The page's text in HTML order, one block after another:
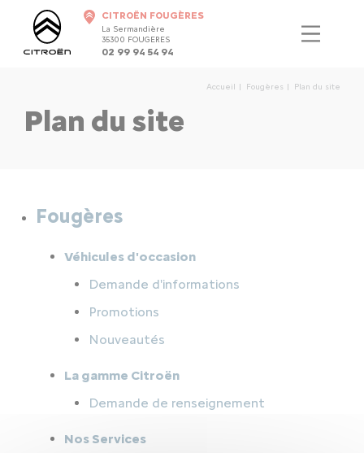
CITROËN FOUGÈRES
La Sermandière
35300 FOUGERES
02 99 94 54 94
Accueil Fougères Plan du site
Plan du site
Fougères
Véhicules d'occasion
Demande d'informations
Promotions
Nouveautés
La gamme Citroën
Demande de renseignement
Nos Services